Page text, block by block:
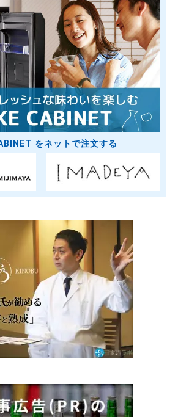
をネットで注文する